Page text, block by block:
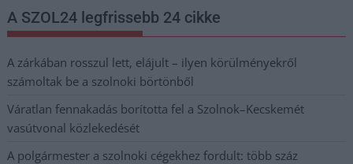
A SZOL24 legfrissebb 24 cikke
A zárkában rosszul lett, elájult – ilyen körülményekről
számoltak be a szolnoki börtönből
Váratlan fennakadás borította fel a Szolnok–Kecskemét
vasútvonal közlekedését
A polgármester a szolnoki cégekhez fordult: több száz